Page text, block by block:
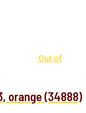
Out of
orange (34888)